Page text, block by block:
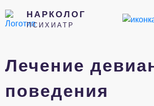
НАРКОЛОГ
ПСИХИАТР
Лечение
поведения